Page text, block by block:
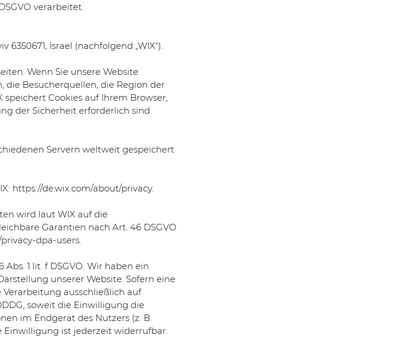
verarbeitet.
Israel (nachfolgend „WIX“).
Wenn Sie unsere Website
die Besucherquellen, die Region der
Cookies auf Ihrem Browser,
der Sicherheit erforderlich sind
Servern weltweit gespeichert
https://de.wix.com/about/privacy.
wird laut WIX auf die
Garantien nach Art. 46 DSGVO
dpa-users.
1 lit. f DSGVO. Wir haben ein
unserer Website. Sofern eine
ausschließlich auf
soweit die Einwilligung die
im Endgerät des Nutzers (z. B.
Einwilligung ist jederzeit widerrufbar.